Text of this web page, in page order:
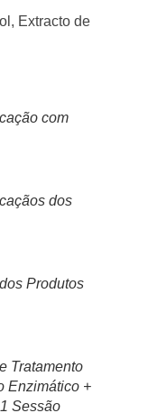
Extracto de
com
dos
Produtos
Tratamento
Enzimático +
Sessão